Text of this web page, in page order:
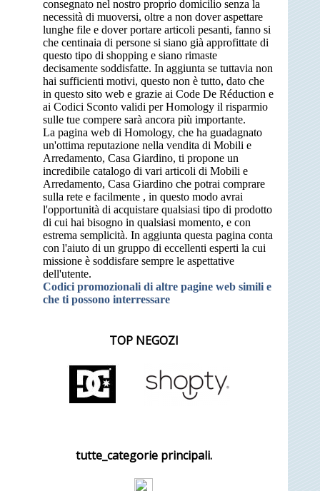
consegnato nel nostro proprio domicilio senza la
necessità di muoversi, oltre a non dover aspettare
lunghe file e dover portare articoli pesanti, fanno si
che centinaia di persone si siano già approfittate di
questo tipo di shopping e siano rimaste
decisamente soddisfatte. In aggiunta se tuttavia non
hai sufficienti motivi, questo non è tutto, dato che
in questo sito web e grazie ai Code De Réduction e
ai Codici Sconto validi per Homology il risparmio
sulle tue compere sarà ancora più importante.
La pagina web di Homology, che ha guadagnato
un'ottima reputazione nella vendita di Mobili e
Arredamento, Casa Giardino, ti propone un
incredibile catalogo di vari articoli di Mobili e
Arredamento, Casa Giardino che potrai comprare
sulla rete e facilmente , in questo modo avrai
l'opportunità di acquistare qualsiasi tipo di prodotto
di cui hai bisogno in qualsiasi momento, e con
estrema semplicità. In aggiunta questa pagina conta
con l'aiuto di un gruppo di eccellenti esperti la cui
missione è soddisfare sempre le aspettative
dell'utente.
Codici promozionali di altre pagine web simili e
che ti possono interressare
TOP NEGOZI
tutte_categorie principali.